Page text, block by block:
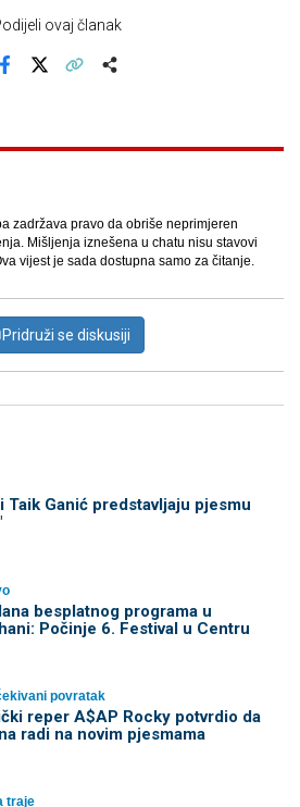
ovaj članak
zadržava pravo da obriše neprimjeren
Mišljenja iznešena u chatu nisu stavovi
vijest je sada dostupna samo za čitanje.
Pridruži se diskusiji
Taik Ganić predstavljaju pjesmu
besplatnog programa u
Počinje 6. Festival u Centru
povratak
reper A$AP Rocky potvrdio da
radi na novim pjesmama
traje